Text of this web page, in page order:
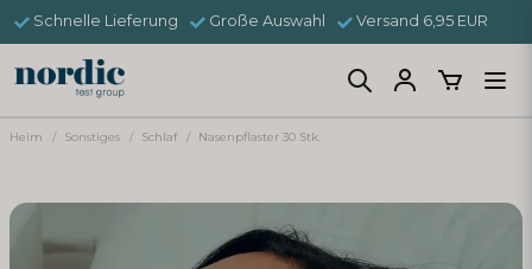
Schnelle Lieferung Große Auswahl Versand 6,95 EUR
Heim Sonstiges Schlaf Nasenpflaster 30 Stk.